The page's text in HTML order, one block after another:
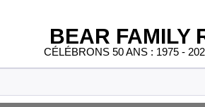
BEAR FAMILY
CÉLÉBRONS 50 ANS : 1975 -